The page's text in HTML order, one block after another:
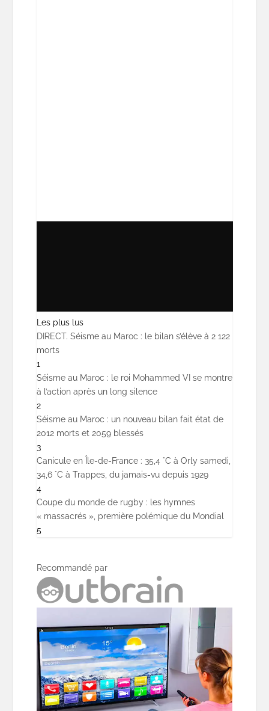
Les plus lus
DIRECT. Séisme au Maroc : le bilan s’élève à 2 122
morts
1
Séisme au Maroc : le roi Mohammed VI se montre
à l’action après un long silence
2
Séisme au Maroc : un nouveau bilan fait état de
2012 morts et 2059 blessés
3
Canicule en Île-de-France : 35,4 °C à Orly samedi,
34,6 °C à Trappes, du jamais-vu depuis 1929
4
Coupe du monde de rugby : les hymnes
« massacrés », première polémique du Mondial
5
Recommandé par